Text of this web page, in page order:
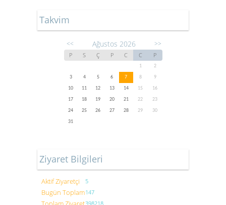
Takvim
<< Ağustos 2026 >>
P S Ç P C C P
1
2
3
4 5 6 7 8
9
10
11 12 13 14 15
16
17
18 19 20 21 22
23
24
25 26 27 28 29
30
31
Ziyaret Bilgileri
Aktif Ziyaretçi 5
Bugün Toplam147
398218